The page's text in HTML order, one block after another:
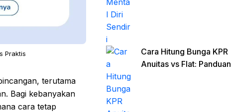
Praktis
terutama
Bagi kebanyakan
cara tetap
Cara Hitung Bunga KPR
Anuitas vs Flat: Panduan